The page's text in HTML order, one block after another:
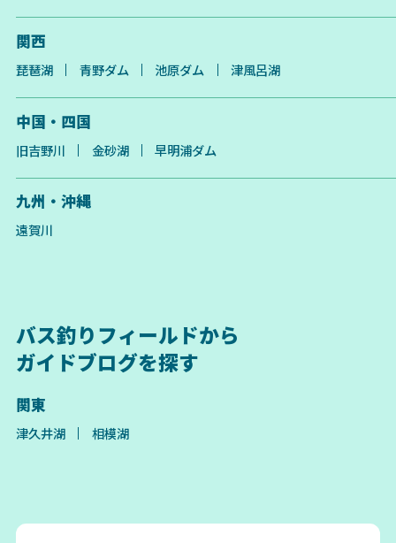
関西
琵琶湖 青野ダム 池原ダム 津風呂湖
中国・四国
旧吉野川 金砂湖 早明浦ダム
九州・沖縄
遠賀川
バス釣りフィールドから
ガイドブログを探す
関東
津久井湖 相模湖